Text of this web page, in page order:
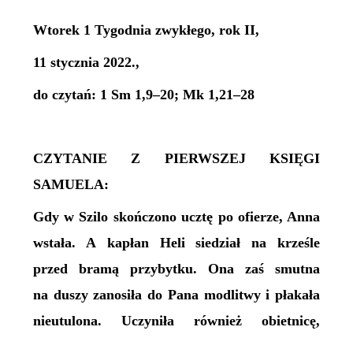
Wtorek 1 Tygodnia zwykłego, rok II,
11 stycznia 2022.,
do czytań: 1 Sm 1,9–20; Mk 1,21–28
CZYTANIE Z PIERWSZEJ KSIĘGI
SAMUELA:
Gdy w Szilo skończono ucztę po ofierze, Anna
wstała. A kapłan Heli siedział na krześle
przed bramą przybytku. Ona zaś smutna
na duszy zanosiła do Pana modlitwy i płakała
nieutulona. Uczyniła również obietnicę,